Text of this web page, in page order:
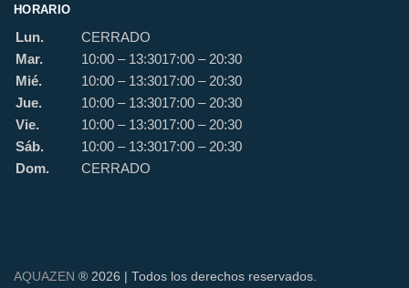
HORARIO
Lun.
CERRADO
Mar.
10:00 – 13:3017:00 – 20:30
Mié.
10:00 – 13:3017:00 – 20:30
Jue.
10:00 – 13:3017:00 – 20:30
Vie.
10:00 – 13:3017:00 – 20:30
Sáb.
10:00 – 13:3017:00 – 20:30
Dom.
CERRADO
AQUAZEN ® 2026 | Todos los derechos reservados.